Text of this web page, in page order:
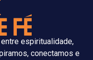
espiritualidade,
conectamos e